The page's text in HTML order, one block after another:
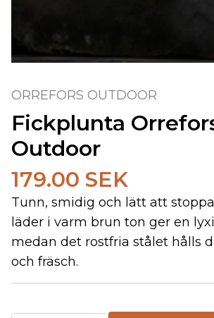
ORREFORS OUTDOOR
Fickplunta
Outdoor
179.00 SEK
Tunn, smidig och lätt att
läder i varm brun ton ger en
medan det rostfria stålet hålls
och fräsch.